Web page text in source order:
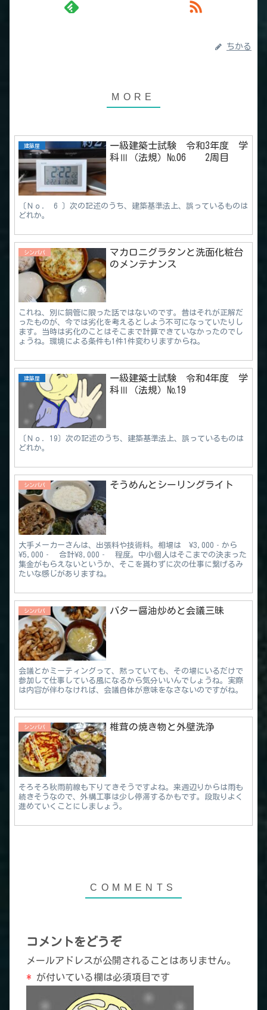
ちかる
建築屋
一級建築士試験 令和3年度 学
科Ⅲ（法規）№06 2周目
〔Ｎｏ． 6 〕次の記述のうち、建築基準法上、誤っているものは
どれか。
シンパパ
マカロニグラタンと洗面化粧台
のメンテナンス
これね、別に銅管に限った話ではないのです。昔はそれが正解だ
ったものが、今では劣化を考えるとしよう不可になっていたりし
ます。当時は劣化のことはそこまで計算できていなかったのでし
ょうね。環境による条件も1件1件変わりますからね。
建築屋
一級建築士試験 令和4年度 学
科Ⅲ（法規）№19
〔Ｎｏ．19〕次の記述のうち、建築基準法上、誤っているものは
どれか。
シンパパ そうめんとシーリングライト
大手メーカーさんは、出張料や技術料。相場は ¥3,000‐から
¥5,000‐ 合計¥8,000‐ 程度。中小個人はそこまでの決まった
集金がもらえないというか、そこを貰わずに次の仕事に繋げるみ
たいな感じがありますね。
シンパパ バター醤油炒めと会議三昧
会議とかミーティングって、黙っていても、その場にいるだけで
参加して仕事している風になるから気分いいんでしょうね。実際
は内容が伴わなければ、会議自体が意味をなさないのですがね。
シンパパ 椎茸の焼き物と外壁洗浄
そろそろ秋雨前線も下りてきそうですよね。来週辺りからは雨も
続きそうなので、外構工事は少し停滞するかもです。段取りよく
進めていくことにしましょう。
コメントをどうぞ
メールアドレスが公開されることはありません。
* が付いている欄は必須項目です